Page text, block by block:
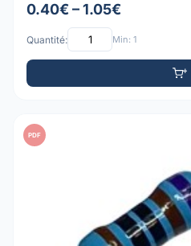
0.40€ – 1.05€
Quantité: Min: 1
PDF